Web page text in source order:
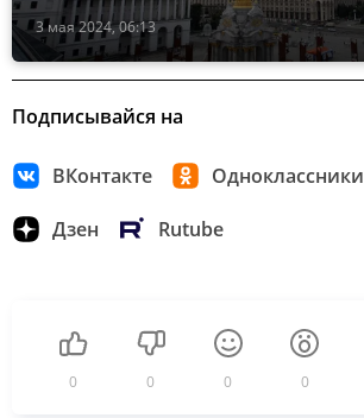
3 мая 2024, 06:13
Подписывайся на
ВКонтакте Одноклассники
Дзен Rutube
0 0 0 0